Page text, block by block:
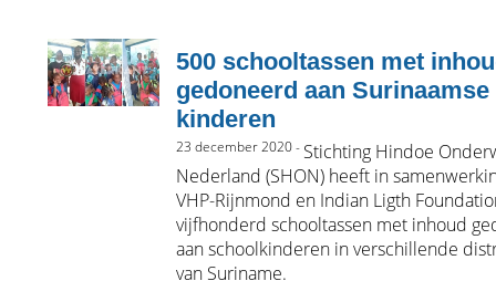
500 schooltassen met
gedoneerd aan Surinaamse
kinderen
23 december 2020 - Stichting Hindoe
Nederland (SHON) heeft in
VHP-Rijnmond en Indian Ligth
vijfhonderd schooltassen met inhoud
aan schoolkinderen in verschillende
van Suriname.